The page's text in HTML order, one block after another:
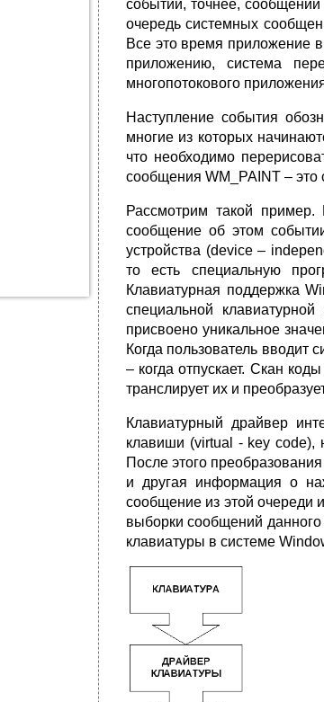
событий, точнее,
очередь системных
Все это время приложение
приложению, система
многопотокового
Наступление события
многие из которых
что необходимо
сообщения WM_PAINT – это
Рассмотрим такой
сообщение об этом
устройства (device –
то есть специальную
Клавиатурная поддержка
специальной
присвоено уникальное
Когда пользователь вводит
– когда отпускает. Скан
транслирует их и
Клавиатурный драйвер
клавиши (virtual - key code),
После этого
и другая информация о
сообщение из этой очереди
выборки сообщений
клавиатуры в системе